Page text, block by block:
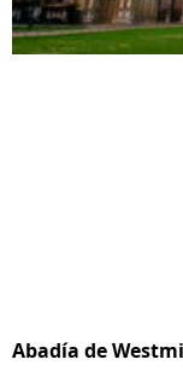
Abadía de